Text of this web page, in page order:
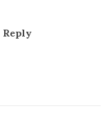
Reply